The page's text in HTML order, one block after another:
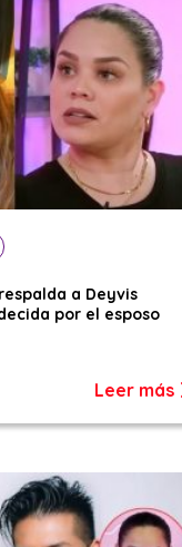
a Deyvis
por el esposo
Leer más